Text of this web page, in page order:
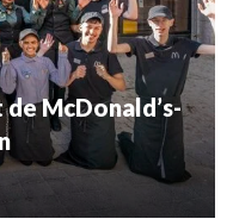
McDonald’s-